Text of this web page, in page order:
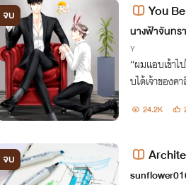
จบ You
นางฟ้าจันทรา
Y
“ผมแอบเข้าไ
บได้เจ้าของค
24.2K
จบ